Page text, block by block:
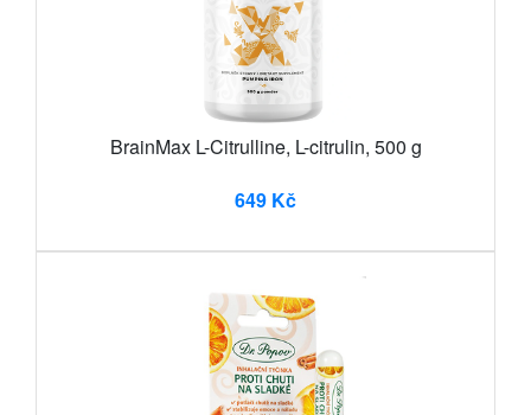
BrainMax L-Citrulline, L-citrulin, 500 g
649 Kč